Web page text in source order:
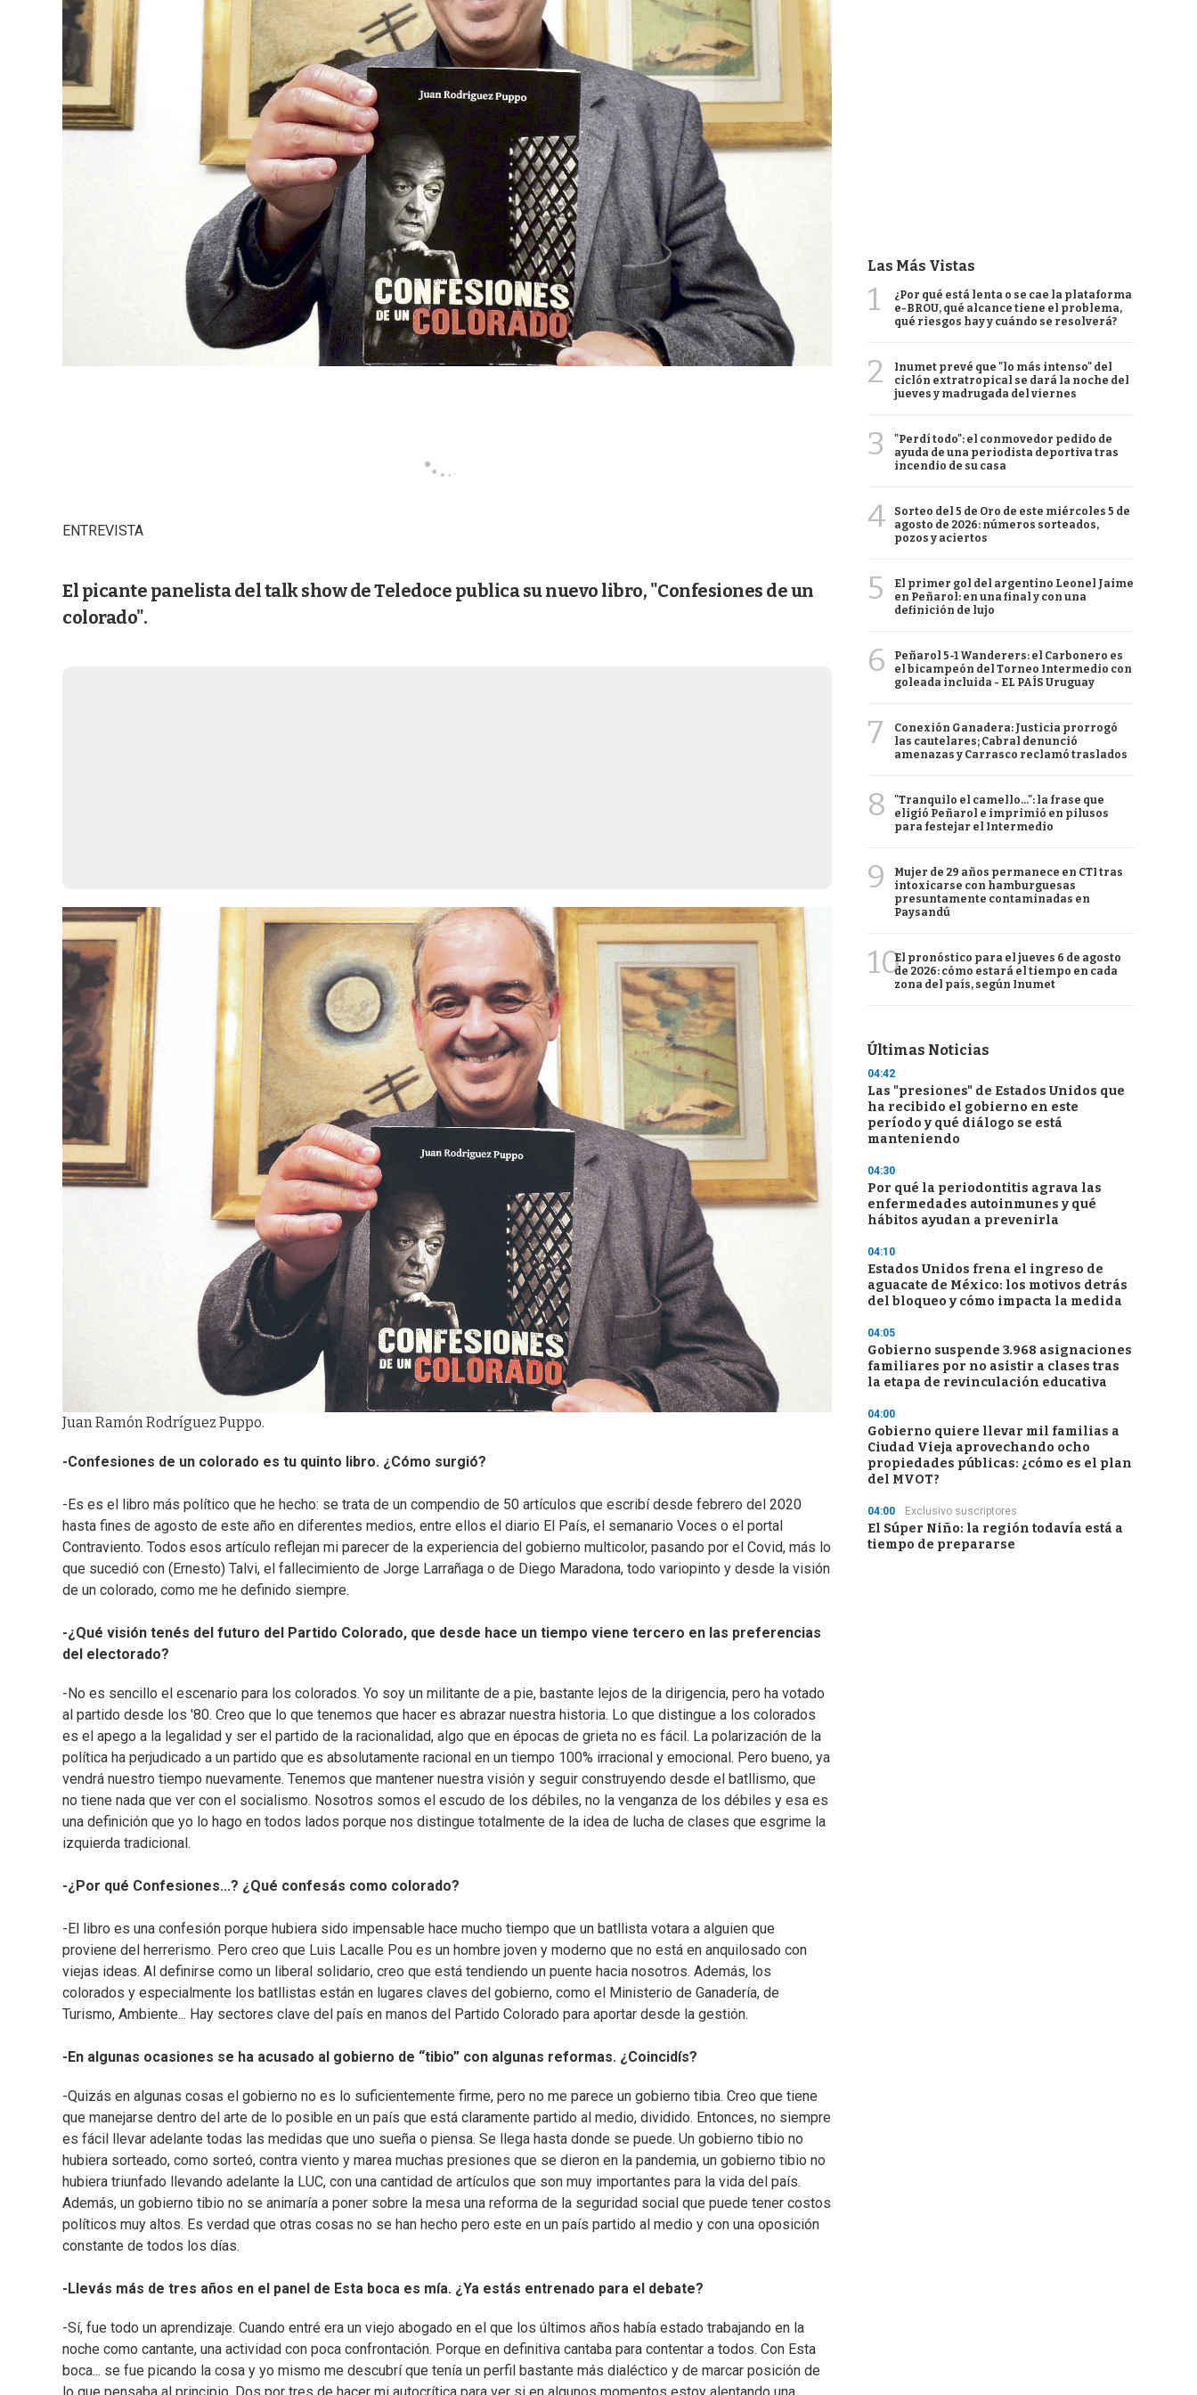
ENTREVISTA
El picante panelista del talk show de Teledoce publica su nuevo libro, "Confesiones de un
colorado".
Juan Ramón Rodríguez Puppo.
-Confesiones de un colorado es tu quinto libro. ¿Cómo surgió?
-Es es el libro más político que he hecho: se trata de un compendio de 50 artículos que escribí desde febrero del 2020
hasta fines de agosto de este año en diferentes medios, entre ellos el diario El País, el semanario Voces o el portal
Contraviento. Todos esos artículo reflejan mi parecer de la experiencia del gobierno multicolor, pasando por el Covid, más lo
que sucedió con (Ernesto) Talvi, el fallecimiento de Jorge Larrañaga o de Diego Maradona, todo variopinto y desde la visión
de un colorado, como me he definido siempre.
-¿Qué visión tenés del futuro del Partido Colorado, que desde hace un tiempo viene tercero en las preferencias
del electorado?
-No es sencillo el escenario para los colorados. Yo soy un militante de a pie, bastante lejos de la dirigencia, pero ha votado
al partido desde los '80. Creo que lo que tenemos que hacer es abrazar nuestra historia. Lo que distingue a los colorados
es el apego a la legalidad y ser el partido de la racionalidad, algo que en épocas de grieta no es fácil. La polarización de la
política ha perjudicado a un partido que es absolutamente racional en un tiempo 100% irracional y emocional. Pero bueno, ya
vendrá nuestro tiempo nuevamente. Tenemos que mantener nuestra visión y seguir construyendo desde el batllismo, que
no tiene nada que ver con el socialismo. Nosotros somos el escudo de los débiles, no la venganza de los débiles y esa es
una definición que yo lo hago en todos lados porque nos distingue totalmente de la idea de lucha de clases que esgrime la
izquierda tradicional.
-¿Por qué Confesiones...? ¿Qué confesás como colorado?
-El libro es una confesión porque hubiera sido impensable hace mucho tiempo que un batllista votara a alguien que
proviene del herrerismo. Pero creo que Luis Lacalle Pou es un hombre joven y moderno que no está en anquilosado con
viejas ideas. Al definirse como un liberal solidario, creo que está tendiendo un puente hacia nosotros. Además, los
colorados y especialmente los batllistas están en lugares claves del gobierno, como el Ministerio de Ganadería, de
Turismo, Ambiente... Hay sectores clave del país en manos del Partido Colorado para aportar desde la gestión.
-En algunas ocasiones se ha acusado al gobierno de “tibio” con algunas reformas. ¿Coincidís?
-Quizás en algunas cosas el gobierno no es lo suficientemente firme, pero no me parece un gobierno tibia. Creo que tiene
que manejarse dentro del arte de lo posible en un país que está claramente partido al medio, dividido. Entonces, no siempre
es fácil llevar adelante todas las medidas que uno sueña o piensa. Se llega hasta donde se puede. Un gobierno tibio no
hubiera sorteado, como sorteó, contra viento y marea muchas presiones que se dieron en la pandemia, un gobierno tibio no
hubiera triunfado llevando adelante la LUC, con una cantidad de artículos que son muy importantes para la vida del país.
Además, un gobierno tibio no se animaría a poner sobre la mesa una reforma de la seguridad social que puede tener costos
políticos muy altos. Es verdad que otras cosas no se han hecho pero este en un país partido al medio y con una oposición
constante de todos los días.
-Llevás más de tres años en el panel de Esta boca es mía. ¿Ya estás entrenado para el debate?
-Sí, fue todo un aprendizaje. Cuando entré era un viejo abogado en el que los últimos años había estado trabajando en la
noche como cantante, una actividad con poca confrontación. Porque en definitiva cantaba para contentar a todos. Con Esta
boca... se fue picando la cosa y yo mismo me descubrí que tenía un perfil bastante más dialéctico y de marcar posición de
Las Más Vistas
1
¿Por qué está lenta o se cae la plataforma
e-BROU, qué alcance tiene el problema,
qué riesgos hay y cuándo se resolverá?
2
Inumet prevé que "lo más intenso" del
ciclón extratropical se dará la noche del
jueves y madrugada del viernes
3
"Perdí todo": el conmovedor pedido de
ayuda de una periodista deportiva tras
incendio de su casa
4
Sorteo del 5 de Oro de este miércoles 5 de
agosto de 2026: números sorteados,
pozos y aciertos
5
El primer gol del argentino Leonel Jaime
en Peñarol: en una final y con una
definición de lujo
6
Peñarol 5-1 Wanderers: el Carbonero es
el bicampeón del Torneo Intermedio con
goleada incluida - EL PAÍS Uruguay
7
Conexión Ganadera: Justicia prorrogó
las cautelares; Cabral denunció
amenazas y Carrasco reclamó traslados
8
"Tranquilo el camello...": la frase que
eligió Peñarol e imprimió en pilusos
para festejar el Intermedio
9
Mujer de 29 años permanece en CTI tras
intoxicarse con hamburguesas
presuntamente contaminadas en
Paysandú
10El pronóstico para el jueves 6 de agosto
de 2026: cómo estará el tiempo en cada
zona del país, según Inumet
Últimas Noticias
04:42
Las "presiones" de Estados Unidos que
ha recibido el gobierno en este
período y qué diálogo se está
manteniendo
04:30
Por qué la periodontitis agrava las
enfermedades autoinmunes y qué
hábitos ayudan a prevenirla
04:10
Estados Unidos frena el ingreso de
aguacate de México: los motivos detrás
del bloqueo y cómo impacta la medida
04:05
Gobierno suspende 3.968 asignaciones
familiares por no asistir a clases tras
la etapa de revinculación educativa
04:00
Gobierno quiere llevar mil familias a
Ciudad Vieja aprovechando ocho
propiedades públicas: ¿cómo es el plan
del MVOT?
04:00 Exclusivo suscriptores
El Súper Niño: la región todavía está a
tiempo de prepararse